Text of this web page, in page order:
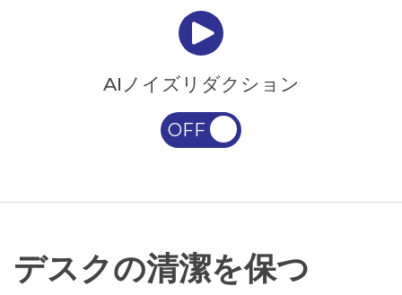
AIノイズリダクション
デスクの清潔を保つ